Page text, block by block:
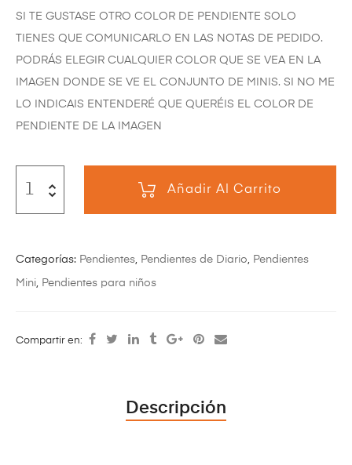
SI TE GUSTASE OTRO COLOR DE PENDIENTE SOLO
TIENES QUE COMUNICARLO EN LAS NOTAS DE PEDIDO.
PODRÁS ELEGIR CUALQUIER COLOR QUE SE VEA EN LA
IMAGEN DONDE SE VE EL CONJUNTO DE MINIS. SI NO ME
LO INDICAIS ENTENDERÉ QUE QUERÉIS EL COLOR DE
PENDIENTE DE LA IMAGEN
Añadir Al Carrito
Categorías: Pendientes, Pendientes de Diario, Pendientes
Mini, Pendientes para niños
Compartir en:
Descripción